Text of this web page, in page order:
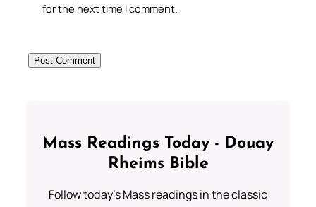
for the next time I comment.
Mass Readings Today - Douay
Rheims Bible
Follow today's Mass readings in the classic